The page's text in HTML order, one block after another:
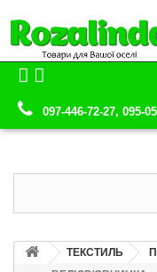
097-446-72-27, 095-
ТЕКСТИЛЬ